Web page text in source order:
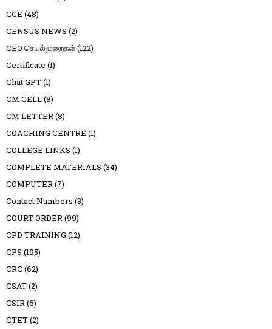
CCE (48)
CENSUS NEWS (2)
CEO செயல்முறைகள்(122)
Certificate (1)
Chat GPT(1)
CM CELL(8)
CM LETTER(8)
COACHING CENTRE (1)
COLLEGE LINKS (1)
COMPLETE MATERIALS (34)
COMPUTER(7)
Contact Numbers (3)
COURT ORDER(99)
CPD TRAINING (12)
CPS (195)
CRC (62)
CSAT(2)
CSIR(6)
CTET(2)